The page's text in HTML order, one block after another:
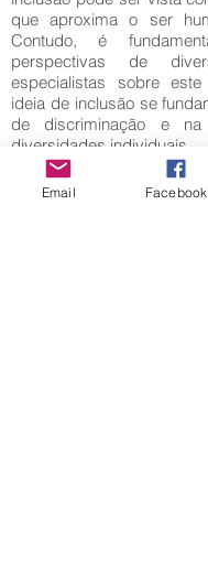
que aproxima o ser
Contudo, é
perspectivas de
especialistas sobre
ideia de inclusão se
de discriminação e na
diversidades individuais.
Palavras-
Inclusão; Socialização;
Email Facebook